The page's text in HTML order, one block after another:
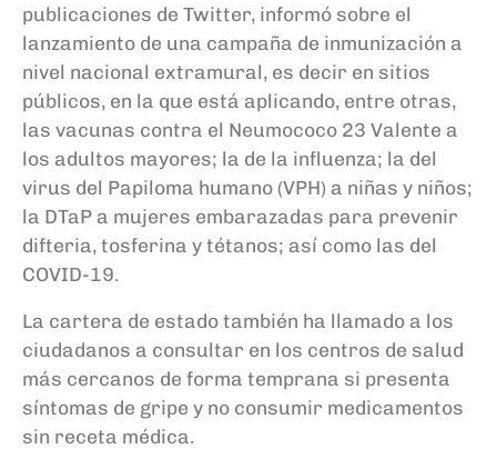
publicaciones de Twitter, informó sobre el
lanzamiento de una campaña de inmunización a
nivel nacional extramural, es decir en sitios
públicos, en la que está aplicando, entre otras,
las vacunas contra el Neumococo 23 Valente a
los adultos mayores; la de la influenza; la del
virus del Papiloma humano (VPH) a niñas y niños;
la DTaP a mujeres embarazadas para prevenir
difteria, tosferina y tétanos; así como las del
COVID-19.
La cartera de estado también ha llamado a los
ciudadanos a consultar en los centros de salud
más cercanos de forma temprana si presenta
síntomas de gripe y no consumir medicamentos
sin receta médica.